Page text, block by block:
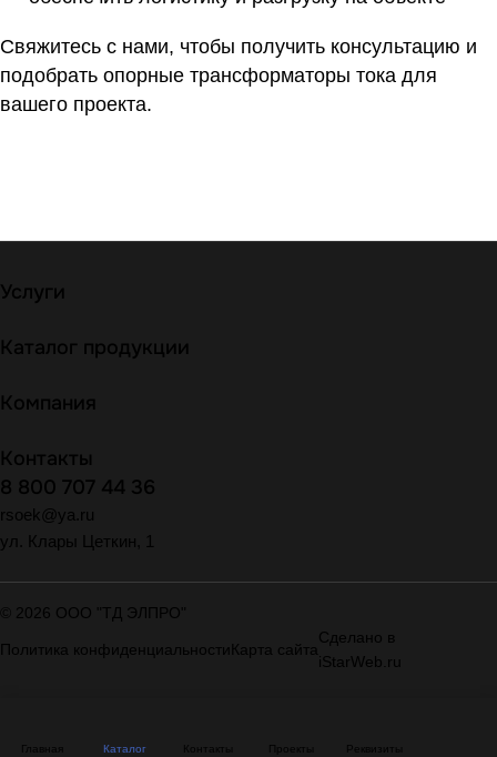
Свяжитесь с нами, чтобы получить консультацию и
подобрать опорные трансформаторы тока для
вашего проекта.
Услуги
Каталог продукции
Компания
Контакты
8 800 707 44 36
rsoek@ya.ru
ул. Клары Цеткин, 1
© 2026 ООО "ТД ЭЛПРО"
Политика конфиденциальности Карта сайта
Сделано в
iStarWeb.ru
Главная Каталог Контакты Проекты Реквизиты